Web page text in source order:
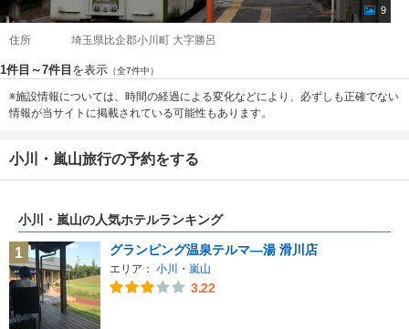
9
住所 埼玉県比企郡小川町 大字勝呂
1件目～7件目 を表示 （全7件中）
※施設情報については、時間の経過による変化などにより、必ずしも正確でない
情報が当サイトに掲載されている可能性もあります。
小川・嵐山旅行の予約をする
小川・嵐山の人気ホテルランキング
1 グランピング温泉テルマ―湯 滑川店
エリア： 小川・嵐山
3.22